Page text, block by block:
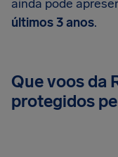
ainda pode
últimos 3 anos.
Que voos da
protegidos